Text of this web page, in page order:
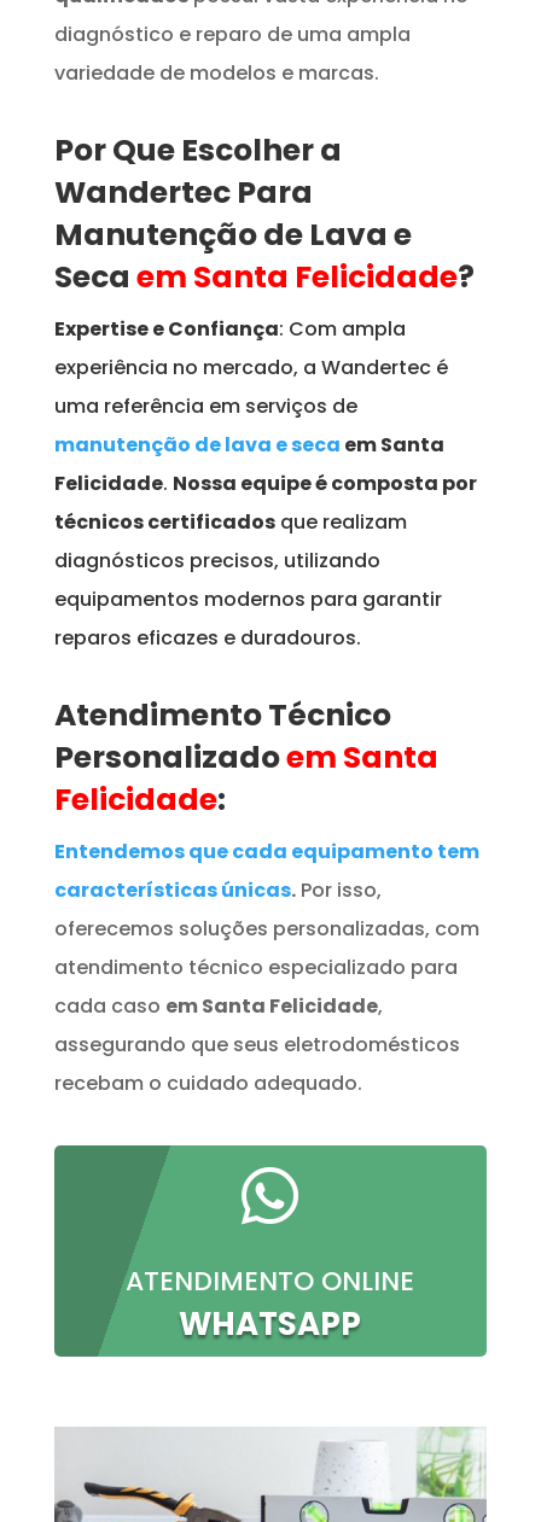
diagnóstico e reparo de uma ampla
variedade de modelos e marcas.
Por Que Escolher a
Wandertec Para
Manutenção de Lava e
Seca em Santa Felicidade?
Expertise e Confiança: Com ampla
experiência no mercado, a Wandertec é
uma referência em serviços de
manutenção de lava e seca em Santa
Felicidade. Nossa equipe é composta por
técnicos certificadosque realizam
diagnósticos precisos, utilizando
equipamentos modernos para garantir
reparos eficazes e duradouros.
Atendimento Técnico
Personalizadoem Santa
Felicidade:
Entendemos que cada equipamento tem
características únicas.Por isso,
oferecemos soluções personalizadas, com
atendimento técnico especializado para
cada caso em Santa Felicidade,
assegurando que seus eletrodomésticos
recebam o cuidado adequado.

ATENDIMENTO ONLINE
WHATSAPP